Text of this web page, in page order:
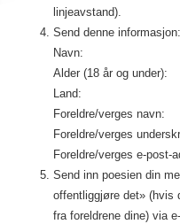
linjeavstand).
Send denne informasjon:
Navn:
Alder (18 år og under):
Land:
Foreldre/verges navn:
Foreldre/verges
Foreldre/verges e-post-
Send inn poesien din
offentliggjøre det» (hvis
fra foreldrene dine) via